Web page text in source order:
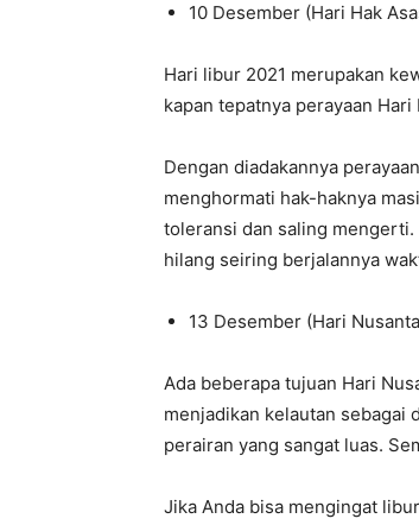
10 Desember (Hari Hak
Hari libur 2021 merupakan
kapan tepatnya perayaan
Dengan diadakannya
menghormati hak-haknya
toleransi dan saling
hilang seiring berjalannya
13 Desember (Hari
Ada beberapa tujuan Hari
menjadikan kelautan sebagai
perairan yang sangat luas.
Jika Anda bisa mengingat